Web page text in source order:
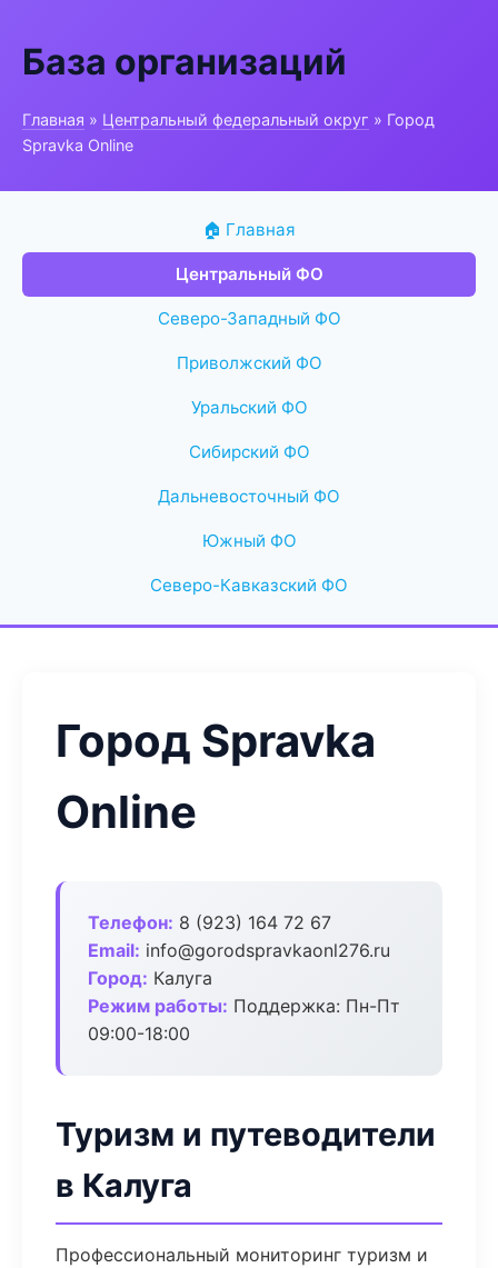
База организаций
Главная » Центральный федеральный округ » Город
Spravka Online
🏠 Главная
Центральный ФО
Северо-Западный ФО
Приволжский ФО
Уральский ФО
Сибирский ФО
Дальневосточный ФО
Южный ФО
Северо-Кавказский ФО
Город Spravka
Online
Телефон: 8 (923) 164 72 67
Email: info@gorodspravkaonl276.ru
Город: Калуга
Режим работы: Поддержка: Пн-Пт
09:00-18:00
Туризм и путеводители
в Калуга
Профессиональный мониторинг туризм и